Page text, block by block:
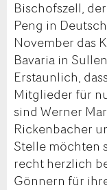
Bischofszell,
Peng in
November das
Bavaria in
Erstaunlich,
Mitglieder für
sind Werner
Rickenbacher
Stelle möchten
recht herzlich
Gönnern für